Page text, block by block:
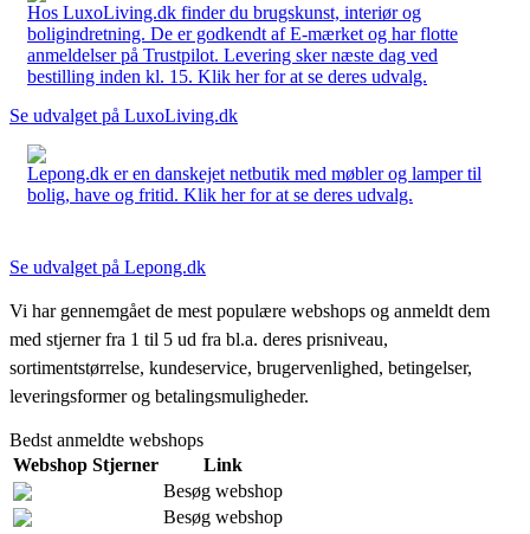
Hos LuxoLiving.dk finder du brugskunst, interiør og
boligindretning. De er godkendt af E-mærket og har flotte
anmeldelser på Trustpilot. Levering sker næste dag ved
bestilling inden kl. 15. Klik her for at se deres udvalg.
Se udvalget på LuxoLiving.dk
Lepong.dk er en danskejet netbutik med møbler og lamper til
bolig, have og fritid. Klik her for at se deres udvalg.
Se udvalget på Lepong.dk
Vi har gennemgået de mest populære webshops og anmeldt dem
med stjerner fra 1 til 5 ud fra bl.a. deres prisniveau,
sortimentstørrelse, kundeservice, brugervenlighed, betingelser,
leveringsformer og betalingsmuligheder.
Bedst anmeldte webshops
Webshop Stjerner
Link
Besøg webshop
Besøg webshop